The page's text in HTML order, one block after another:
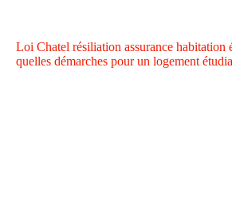
Loi Chatel résiliation assurance habitation
quelles démarches pour un logement